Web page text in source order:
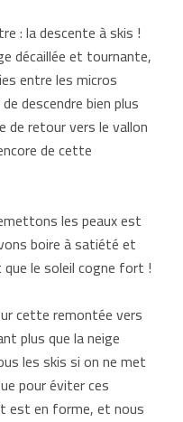
: la descente à skis !
décaillée et tournante,
entre les micros
descendre bien plus
de retour vers le vallon
de cette
les peaux est
boire à satiété et
le soleil cogne fort !
cette remontée vers
plus que la neige
les skis si on ne met
pour éviter ces
est en forme, et nous